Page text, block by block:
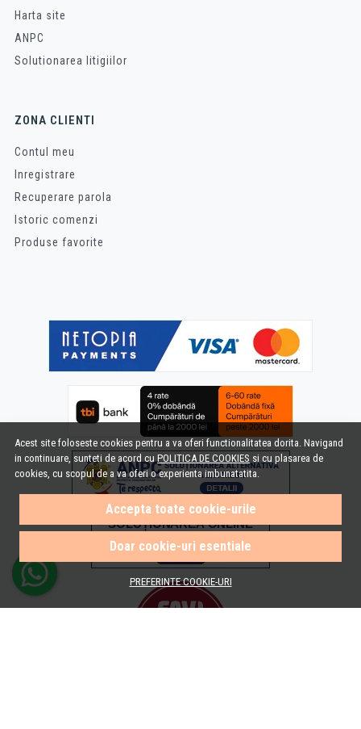
Acest site foloseste cookies pentru a va oferi functionalitatea dorita. Navigand
in continuare, sunteti de acord cuPOLITICA DE COOKIES si cu plasarea de
cookies, cu scopul de a va oferi o experienta imbunatatita.
Accepta toate cookie-urile
Doar cookie-uri esentiale
PREFERINTE COOKIE-URI
Harta site
ANPC
Solutionarea litigiilor
ZONA CLIENTI
Contul meu
Inregistrare
Recuperare parola
Istoric comenzi
Produse favorite